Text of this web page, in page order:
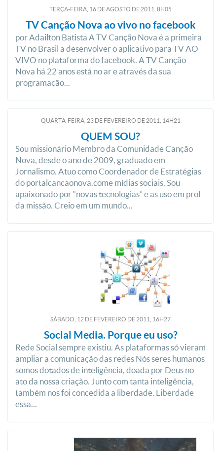
TERÇA-FEIRA, 16 DEAGOSTO DE2011, 8H05
TV Canção Nova ao vivo no facebook
por Adailton Batista A TV Canção Nova é a primeira
TV no Brasil a desenvolver o aplicativo para TV AO
VIVO no plataforma do facebook. A TV Canção
Nova há 22 anos está no ar e através da sua
programação...
QUARTA-FEIRA, 23DEFEVEREIRO DE2011, 14H21
QUEM SOU?
Sou missionário Membro da Comunidade Canção
Nova, desde o ano de 2009, graduado em
Jornalismo. Atuo como Coordenador de Estratégias
do portal cancaonova.com e mídias sociais. Sou
apaixonado por “novas tecnologias” e as uso em prol
da missão. Creio em um mundo...
SÁBADO, 12 DE FEVEREIRO DE2011, 16H27
Social Media. Porque eu uso?
Rede Social sempre existiu. As plataformas só vieram
ampliar a comunicação das redes Nós seres humanos
somos dotados de inteligência, doada por Deus no
ato da nossa criação. Junto com tanta inteligência,
também nos foi concedida a liberdade. Liberdade
essa...